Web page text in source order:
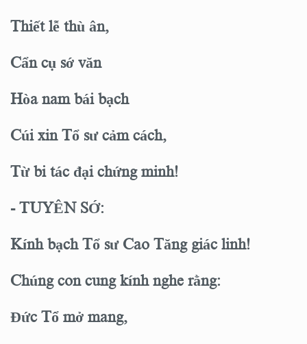
Thiết lễ thù ân,
Cẩn cụ sớ văn
Hòa nam bái bạch
Cúi xin Tổ sư cảm cách,
Từ bi tác đại chứng minh!
- TUYÊN SỚ:
Kính bạch Tổ sư Cao Tăng giác linh!
Chúng con cung kính nghe rằng:
Đức Tổ mở mang,